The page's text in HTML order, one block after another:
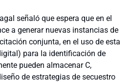
señaló que espera que en el
a generar nuevas instancias de
conjunta, en el uso de esta
para la identificación de
pueden almacenar C,
de estrategias de secuestro